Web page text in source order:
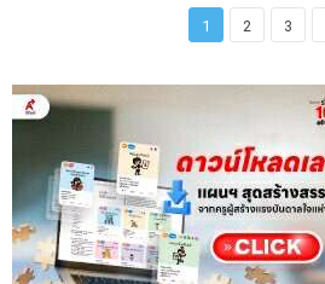
1 2 3